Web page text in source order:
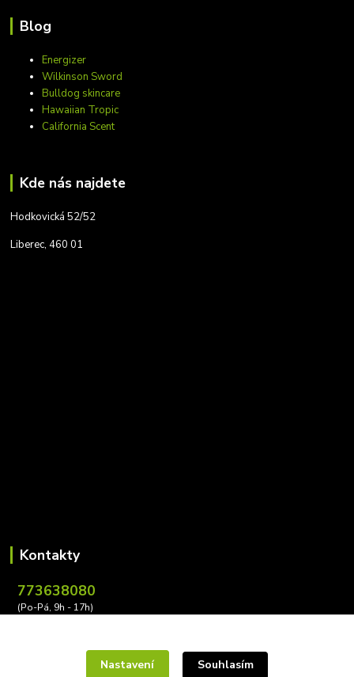
Blog
Energizer
Wilkinson Sword
Bulldog skincare
Hawaiian Tropic
California Scent
Kde nás najdete
Hodkovická 52/52
Liberec, 460 01
Kontakty
773638080
(Po-Pá, 9h - 17h)
Nastavení Souhlasím